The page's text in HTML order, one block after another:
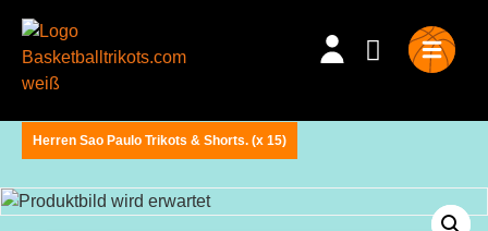
Herren Sao Paulo Trikots & Shorts. (x 15)